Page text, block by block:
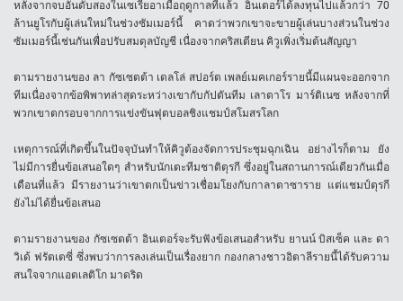
หลังจากจบอันดับสองในเซเรียอาเมื่อฤดูกาลที่แล้ว อินเตอร์ได้ลงทุนไปแล้วกว่า 70
ล้านยูโรกับผู้เล่นใหม่ในช่วงซัมเมอร์นี้ คาดว่าพวกเขาจะขายผู้เล่นบางส่วนในช่วง
ซัมเมอร์นี้เช่นกันเพื่อปรับสมดุลบัญชี เนื่องจากคริสเตียน คิวูเพิ่งเริ่มต้นสัญญา
ตามรายงานของ ลา กัซเซตต้า เดลโล่ สปอร์ต เพลย์เมคเกอร์รายนี้มีแผนจะออกจาก
ทีมเนื่องจากข้อพิพาทล่าสุดระหว่างเขากับกัปตันทีม เลาตาโร มาร์ติเนซ หลังจากที่
พวกเขาตกรอบจากการแข่งขันฟุตบอลชิงแชมป์สโมสรโลก
เหตุการณ์ที่เกิดขึ้นในปัจจุบันทำให้คิวูต้องจัดการประชุมฉุกเฉิน อย่างไรก็ตาม ยัง
ไม่มีการยื่นข้อเสนอใดๆ สำหรับนักเตะทีมชาติตุรกี ซึ่งอยู่ในสถานการณ์เดียวกันเมื่อ
เดือนที่แล้ว มีรายงานว่าเขาตกเป็นข่าวเชื่อมโยงกับกาลาตาซาราย แต่แชมป์ตุรกี
ยังไม่ได้ยื่นข้อเสนอ
ตามรายงานของ กัซเซตต้า อินเตอร์จะรับฟังข้อเสนอสำหรับ ยานน์ บิสเซ็ค และ ดา
วิเด้ ฟรัตเตซี่ ซึ่งพบว่าการลงเล่นเป็นเรื่องยาก กองกลางชาวอิตาลีรายนี้ได้รับความ
สนใจจากแอตเลติโก มาดริด